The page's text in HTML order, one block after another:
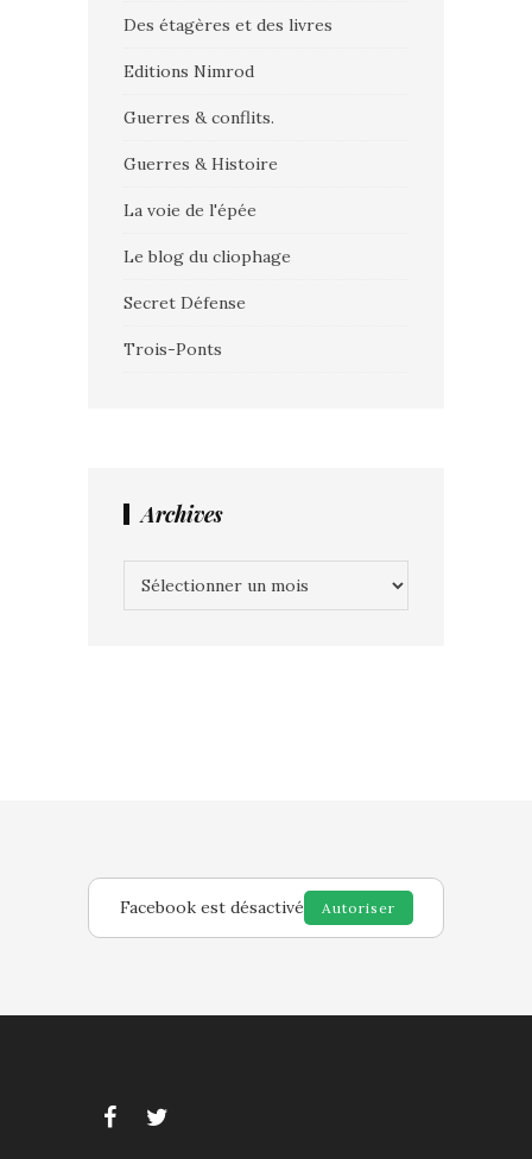
Des étagères et des livres
Editions Nimrod
Guerres & conflits.
Guerres & Histoire
La voie de l'épée
Le blog du cliophage
Secret Défense
Trois-Ponts
Archives
Facebook est désactivé Autoriser